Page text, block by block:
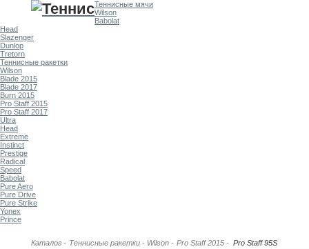
Теннисные мячи
Wilson
Babolat
Head
Slazenger
Dunlop
Tretorn
Теннисные ракетки
Wilson
Blade 2015
Blade 2017
Burn 2015
Pro Staff 2015
Pro Staff 2017
Ultra
Head
Extreme
Instinct
Prestige
Radical
Speed
Babolat
Pure Aero
Pure Drive
Pure Strike
Yonex
Prince
Каталог - Теннисные ракетки - Wilson - Pro Staff 2015 - Pro Staff 95S